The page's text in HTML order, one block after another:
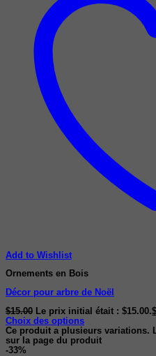
Add to Wishlist
Ornements en Bois
Décor pour arbre de Noël
$15.00 Le prix initial était : $15.00.$
Choix des options
Ce produit a plusieurs variations.
sur la page du produit
-33%